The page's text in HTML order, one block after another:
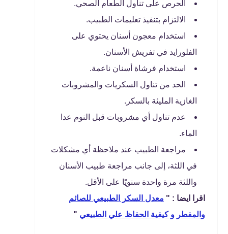
الحرص على تناول الطعام الصحي.
الالتزام بتنفيذ تعليمات الطبيب.
استخدام معجون أسنان يحتوي على
الفلورايد في تفريش الأسنان.
استخدام فرشاة أسنان ناعمة.
الحد من تناول السكريات والمشروبات
الغازية المليئة بالسكر.
عدم تناول أي مشروبات قبل النوم عدا
الماء.
مراجعة الطبيب عند ملاحظة أي مشكلات
في اللثة، إلى جانب مراجعة طبيب الأسنان
واللثة مرة واحدة سنويًا على الأقل.
اقرا ايضا : " معدل السكر الطبيعي للصائم
والمفطر و كيفية الحفاظ علي الطبيعي "